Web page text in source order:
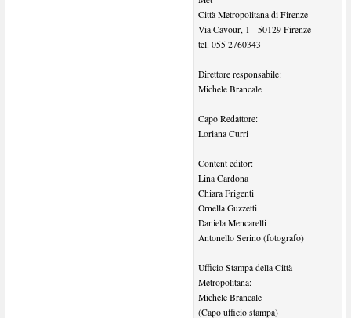
Città Metropolitana di Firenze
Via Cavour, 1 - 50129 Firenze
tel. 055 2760343
Direttore responsabile:
Michele Brancale
Capo Redattore:
Loriana Curri
Content editor:
Lina Cardona
Chiara Frigenti
Ornella Guzzetti
Daniela Mencarelli
Antonello Serino (fotografo)
Ufficio Stampa della Città
Metropolitana:
Michele Brancale
(Capo ufficio stampa)